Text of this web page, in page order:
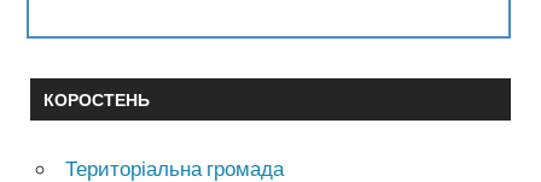
КОРОСТЕНЬ
Територіальна громада